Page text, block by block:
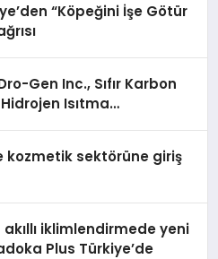
“Köpeğini İşe Götür
Gen Inc., Sıfır Karbon
Isıtma
kozmetik sektörüne giriş
akıllı iklimlendirmede yeni
Plus Türkiye’de